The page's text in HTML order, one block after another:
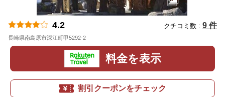
4.2 クチコミ数 : 9 件
長崎県南島原市深江町甲5292-2
料金を表示
割引クーポンをチェック